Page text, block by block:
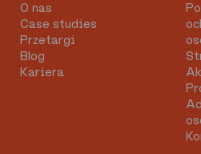
O nas
Case studies
Przetargi
Blog
Kariera